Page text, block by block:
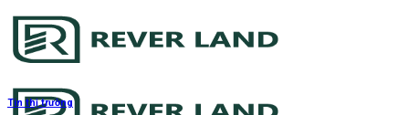
Bỏ
qua
dung
Tin thị trường